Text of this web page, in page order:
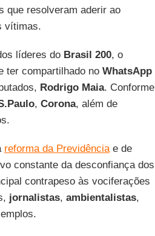
que resolveram aderir ao
vítimas.
líderes do Brasil 200, o
ter compartilhado no WhatsApp
Rodrigo Maia. Conforme
, Corona, além de
reforma da Previdênciae de
constante da desconfiança dos
contrapeso às vociferações
jornalistas, ambientalistas,